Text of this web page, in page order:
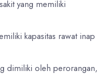
yang memiliki
kapasitas rawat inap
dimiliki oleh perorangan,